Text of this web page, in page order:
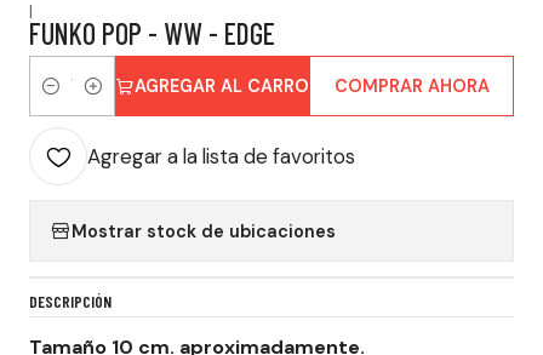
|
FUNKO POP - WW - EDGE
Cantidad
AGREGAR AL CARRO COMPRAR AHORA
Agregar a la lista de favoritos
Mostrar stock de ubicaciones
DESCRIPCIÓN
Tamaño 10 cm. aproximadamente.